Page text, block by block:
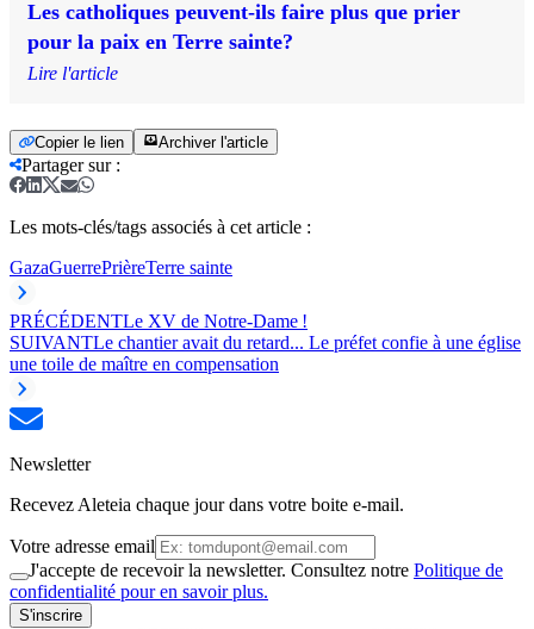
Les catholiques peuvent-ils faire plus que prier
pour la paix en Terre sainte?
Lire l'article
Copier le lien Archiver l'article
Partager sur:
Les mots-clés/tags associés à cet article :
GazaGuerrePrièreTerre sainte
PRÉCÉDENTLe XV de Notre-Dame !
SUIVANTLe chantier avait du retard... Le préfet confie à une église
une toile de maître en compensation
Newsletter
Recevez Aleteia chaque jour dans votre boite e-mail.
Votre adresse email
J'accepte de recevoir la newsletter. Consultez notre Politique de
confidentialité pour en savoir plus.
S'inscrire